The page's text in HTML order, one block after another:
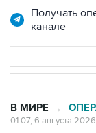
Получать
канале
В МИРЕ →
01:07, 6 августа 2026